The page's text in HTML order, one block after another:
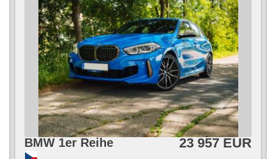
BMW 1er Reihe 23 957 EUR